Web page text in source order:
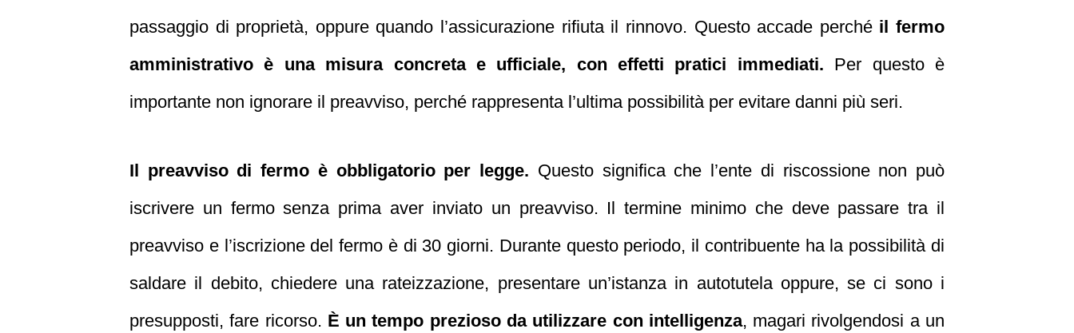
passaggio di proprietà, oppure quando l’assicurazione rifiuta il rinnovo. Questo accade perché il fermo
amministrativo è una misura concreta e ufficiale, con effetti pratici immediati. Per questo è
importante non ignorare il preavviso, perché rappresenta l’ultima possibilità per evitare danni più seri.
Il preavviso di fermo è obbligatorio per legge. Questo significa che l’ente di riscossione non può
iscrivere un fermo senza prima aver inviato un preavviso. Il termine minimo che deve passare tra il
preavviso e l’iscrizione del fermo è di 30 giorni. Durante questo periodo, il contribuente ha la possibilità di
saldare il debito, chiedere una rateizzazione, presentare un’istanza in autotutela oppure, se ci sono i
presupposti, fare ricorso. È un tempo prezioso da utilizzare con intelligenza, magari rivolgendosi a un